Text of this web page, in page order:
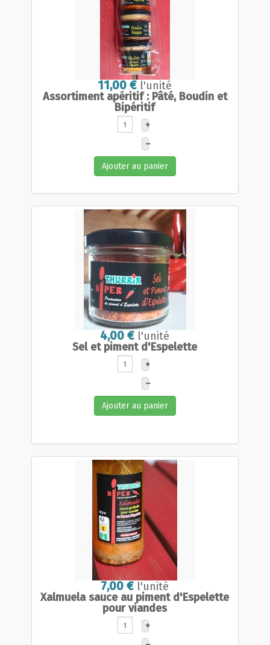
11,00 € l'unité
Assortiment apéritif : Pâté, Boudin et
Bipéritif
+
–
Ajouter au panier
4,00 € l'unité
Sel et piment d'Espelette
+
–
Ajouter au panier
7,00 € l'unité
Xalmuela sauce au piment d'Espelette
pour viandes
+